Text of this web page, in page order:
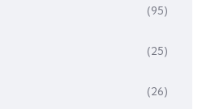
(95)
(25)
(26)